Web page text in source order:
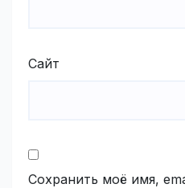
Сайт
Сохранить моё имя,